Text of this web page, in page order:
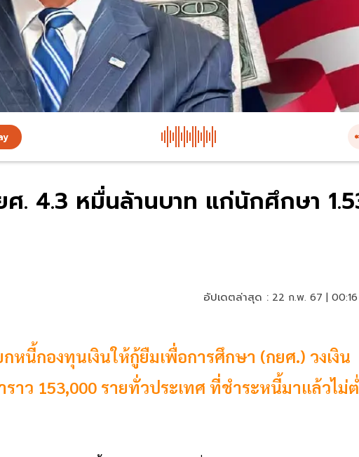
ศ. 4.3 หมื่นล้านบาท แก่นักศึกษา
อัปเดตล่าสุด : 22 ก.พ. 67 |
หนี้กองทุนเงินให้กู้ยืมเพื่อการศึกษา (กยศ.) วงเงิน
าว 153,000 รายทั่วประเทศ ที่ชำระหนี้มาแล้วไม่